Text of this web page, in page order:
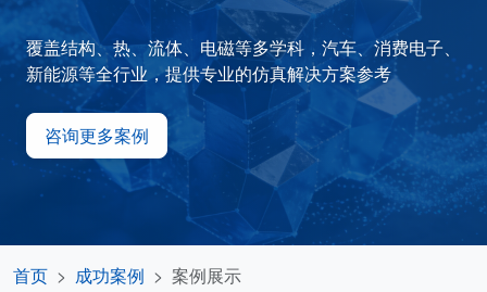
覆盖结构、热、流体、电磁等多学科，汽车、消费电子、
新能源等全行业，提供专业的仿真解决方案参考
咨询更多案例
首页 成功案例 案例展示